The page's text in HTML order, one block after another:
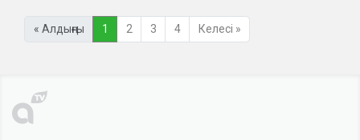
« Алдыңғы 1 2 3 4 Келесі »